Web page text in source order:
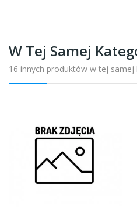
W Tej Samej
16 innych produktów w tej samej